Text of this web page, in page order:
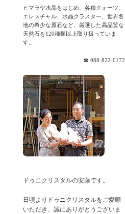
ヒマラヤ水晶をはじめ、各種クォーツ、
エレスチャル、水晶クラスター、世界各
地の希少な原石など、厳選した高品質な
天然石を120種類以上取り扱っていま
☎ 088-822-0172
ドゥニクリスタルの安藤です。
日頃よりドゥニクリスタルをご愛顧
いただき、誠にありがとうございま